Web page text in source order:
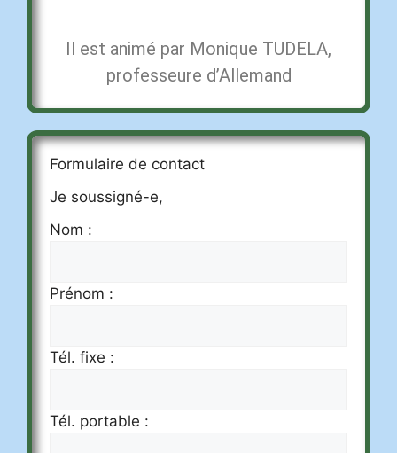
Il est animé par Monique TUDELA,
professeure d’Allemand
Formulaire de contact
Je soussigné-e,
Nom :
Prénom :
Tél. fixe :
Tél. portable :